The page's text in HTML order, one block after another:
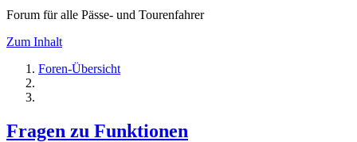
Forum für alle Pässe- und Tourenfahrer
Zum Inhalt
Foren-Übersicht
Fragen zu Funktionen